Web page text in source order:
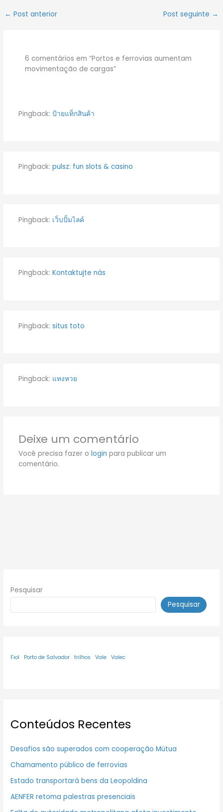
← Post anterior Post seguinte →
6 comentários em “Portos e ferrovias aumentam
movimentação de cargas”
Pingback: ป้ายแท็กสินค้า
Pingback: pulsz: fun slots & casino
Pingback: เว็บปั้มไลค์
Pingback: Kontaktujte nás
Pingback: situs toto
Pingback: แทงหวย
Deixe um comentário
Você precisa fazer o login para publicar um
comentário.
Pesquisar
Pesquisar
Fiol Porto de Salvador trilhos Vale Valec
Conteúdos Recentes
Desafios são superados com cooperação Mútua
Chamamento público de ferrovias
Estado transportará bens da Leopoldina
AENFER retoma palestras presenciais